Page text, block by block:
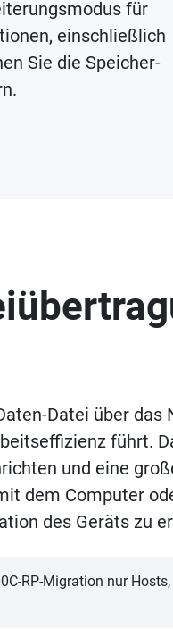
für
einschließlich
Sie die Speicher-
Datei über
führt.
und eine
dem Computer
des Geräts zu
RP-Migration nur